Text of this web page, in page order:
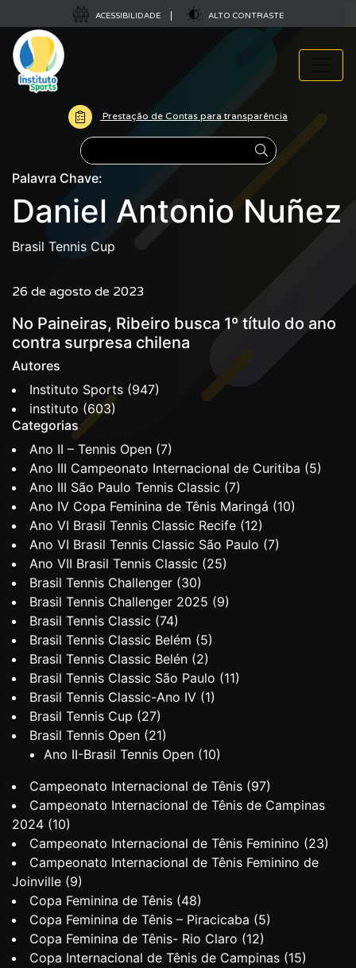
ACESSIBILIDADE ALTO CONTRASTE
Prestação de Contas para transparência
Pesquisar
Palavra Chave:
Daniel Antonio Nuñez
Brasil Tennis Cup
26 de agosto de 2023
No Paineiras, Ribeiro busca 1º título do ano
contra surpresa chilena
Autores
Instituto Sports (947)
instituto (603)
Categorias
Ano II – Tennis Open (7)
Ano III Campeonato Internacional de Curitiba (5)
Ano III São Paulo Tennis Classic (7)
Ano IV Copa Feminina de Tênis Maringá (10)
Ano VI Brasil Tennis Classic Recife (12)
Ano VI Brasil Tennis Classic São Paulo (7)
Ano VII Brasil Tennis Classic (25)
Brasil Tennis Challenger (30)
Brasil Tennis Challenger 2025 (9)
Brasil Tennis Classic (74)
Brasil Tennis Classic Belém (5)
Brasil Tennis Classic Belén (2)
Brasil Tennis Classic São Paulo (11)
Brasil Tennis Classic-Ano IV (1)
Brasil Tennis Cup (27)
Brasil Tennis Open (21)
Ano II-Brasil Tennis Open (10)
Campeonato Internacional de Tênis (97)
Campeonato Internacional de Tênis de Campinas
2024 (10)
Campeonato Internacional de Tênis Feminino (23)
Campeonato Internacional de Tênis Feminino de
Joinville (9)
Copa Feminina de Tênis (48)
Copa Feminina de Tênis – Piracicaba (5)
Copa Feminina de Tênis- Rio Claro (12)
Copa Internacional de Tênis de Campinas (15)